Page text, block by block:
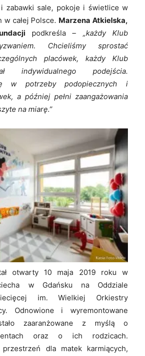
zabawki sale, pokoje i świetlice w
całej Polsce. Marzena Atkielska,
podkreśla – „każdy Klub
Chcieliśmy sprostać
placówek, każdy Klub
indywidualnego podejścia.
w potrzeby podopiecznych i
a później pełni zaangażowania
na miarę.”
otwarty 10 maja 2019 roku w
w Gdańsku na Oddziale
im. Wielkiej Orkiestry
Odnowione i wyremontowane
zaaranżowane z myślą o
oraz o ich rodzicach.
przestrzeń dla matek karmiących,